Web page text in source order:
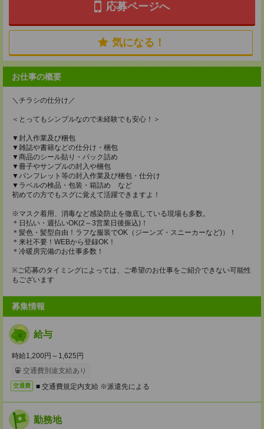
応募ページへ
気になる！
お仕事の概要
＼チラシの仕分け／
＜とってもシンプルなので未経験でも安心！＞
▼封入作業及び梱包
▼雑誌や書籍などの仕分け・梱包
▼商品のシール貼り・パック詰め
▼冊子やサンプルの封入や梱包
▼パンフレット等の封入作業及び梱包・仕分け
▼ラベルの検品・包装・箱詰め など
初めての方でもスグに覚えて活躍できますよ！
※マスク着用、消毒など感染防止を徹底している現場も多数。
＊日払い・週払いOK(2～3営業日後振込)！
＊髪色・髪型自由！ラフな服装でOK（ジーンズ・スニーカーなど)）！
＊来社不要！WEBから登録OK！
＊冷暖房完備のお仕事多数！
※ご応募のタイミングによっては、ご希望のお仕事をご紹介できない可能性
もございます
募集情報
給与
時給1,200円～1,625円
交通費別途支給あり
交通費 ■ 交通費規定内支給 ※派遣先による
勤務地